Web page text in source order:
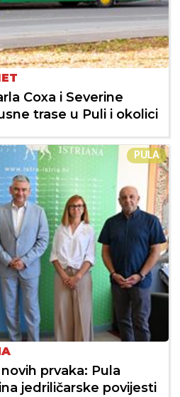
Coxa i Severine
trase u Puli i okolici
PULA
prvaka: Pula
jedriličarske povijesti